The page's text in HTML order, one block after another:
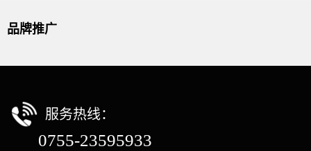
品牌推广
服务热线：
0755-23595933